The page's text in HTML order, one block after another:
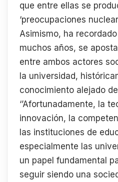
que entre ellas se
‘preocupaciones
Asimismo, ha
muchos años, se
entre ambos actores
la universidad,
conocimiento alejado
‘’Afortunadamente, la
innovación, la
las instituciones de
especialmente las
un papel fundamental
seguir siendo una